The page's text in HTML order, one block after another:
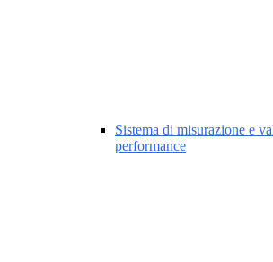
Sistema di misurazione e
performance